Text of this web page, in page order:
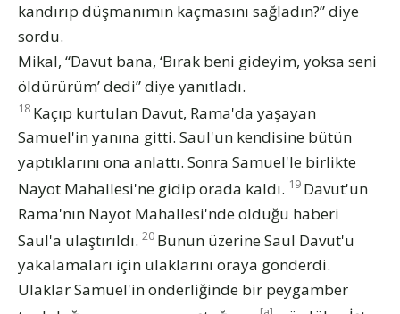
kandırıp düşmanımın kaçmasını sağladın?” diye
sordu.
Mikal, “Davut bana, ‘Bırak beni gideyim, yoksa seni
öldürürüm’ dedi” diye yanıtladı.
18 Kaçıp kurtulan Davut, Rama'da yaşayan
Samuel'in yanına gitti. Saul'un kendisine bütün
yaptıklarını ona anlattı. Sonra Samuel'le birlikte
Nayot Mahallesi'ne gidip orada kaldı. 19 Davut'un
Rama'nın Nayot Mahallesi'nde olduğu haberi
Saul'a ulaştırıldı. 20 Bunun üzerine Saul Davut'u
yakalamaları için ulaklarını oraya gönderdi.
Ulaklar Samuel'in önderliğinde bir peygamber